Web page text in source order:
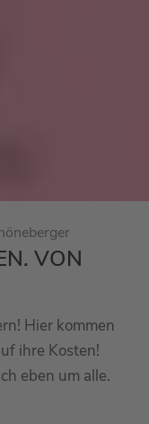
VON
Hier kommen
ihre Kosten!
eben um alle.